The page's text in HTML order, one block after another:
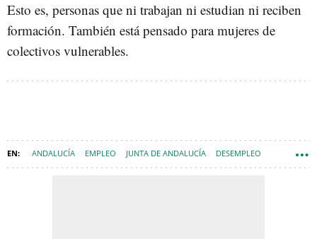
Esto es, personas que ni trabajan ni estudian ni reciben
formación. También está pensado para mujeres de
colectivos vulnerables.
ANDALUCÍA EMPLEO JUNTA DE ANDALUCÍA DESEMPLEO